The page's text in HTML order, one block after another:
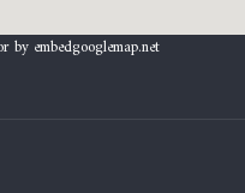
by embedgooglemap.net